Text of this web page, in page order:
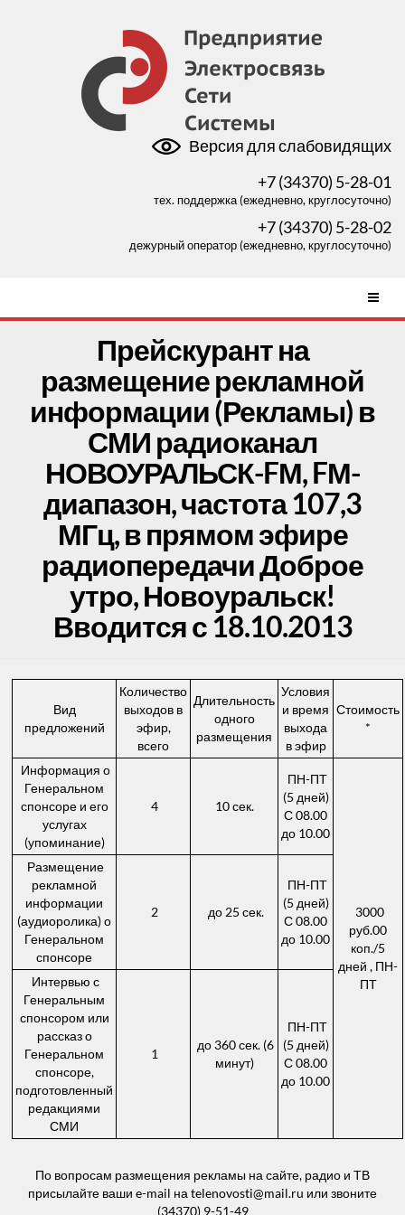
Версия для слабовидящих
+7 (34370) 5-28-01
тех. поддержка (ежедневно, круглосуточно)
+7 (34370) 5-28-02
дежурный оператор (ежедневно, круглосуточно)
Прейскурант на
размещение рекламной
информации (Рекламы) в
СМИ радиоканал
НОВОУРАЛЬСК-FМ, FМ-
диапазон, частота 107,3
МГц, в прямом эфире
радиопередачи Доброе
утро, Новоуральск!
Вводится с 18.10.2013
Вид
предложений
Количество
выходов в
эфир,
всего
Длительность
одного
размещения
Условия
и время
выхода
в эфир
Стоимость
*
Информация о
Генеральном
спонсоре и его
услугах
(упоминание)
4 10 сек.
ПН-ПТ
(5 дней)
С 08.00
до 10.00
3000
руб.00
коп./5
дней , ПН-
ПТ
Размещение
рекламной
информации
(аудиоролика) о
Генеральном
спонсоре
2 до 25 сек.
ПН-ПТ
(5 дней)
С 08.00
до 10.00
Интервью с
Генеральным
спонсором или
рассказ о
Генеральном
спонсоре,
подготовленный
редакциями
СМИ
1
до 360 сек. (6
минут)
ПН-ПТ
(5 дней)
С 08.00
до 10.00
По вопросам размещения рекламы на сайте, радио и ТВ
присылайте ваши e-mail на telenovosti@mail.ru или звоните
(34370) 9-51-49